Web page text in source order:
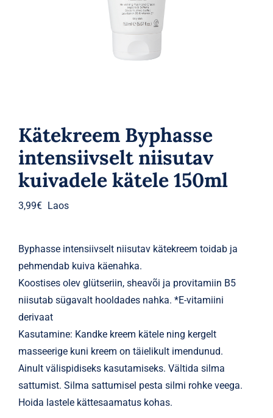
Kätekreem Byphasse
intensiivselt niisutav
kuivadele kätele 150ml
3,99€ Laos
Byphasse intensiivselt niisutav kätekreem toidab ja
pehmendab kuiva käenahka.
Koostises olev glütseriin, sheavõi ja provitamiin B5
niisutab sügavalt hooldades nahka. *E-vitamiini
derivaat
Kasutamine: Kandke kreem kätele ning kergelt
masseerige kuni kreem on täielikult imendunud.
Ainult välispidiseks kasutamiseks. Vältida silma
sattumist. Silma sattumisel pesta silmi rohke veega.
Hoida lastele kättesaamatus kohas.